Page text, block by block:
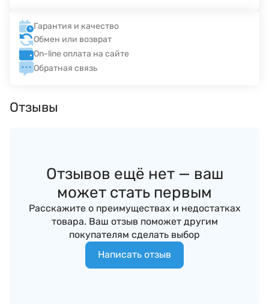
Гарантия и качество
Обмен или возврат
On-line оплата на сайте
Обратная связь
Отзывы
Отзывов ещё нет — ваш
может стать первым
Расскажите о преимуществах и недостатках
товара. Ваш отзыв поможет другим
покупателям сделать выбор
Написать отзыв